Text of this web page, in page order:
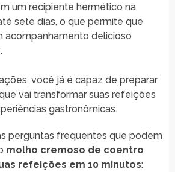
um recipiente hermético na
sete dias, o que permite que
acompanhamento delicioso
você já é capaz de preparar
vai transformar suas refeições
gastronômicas.
perguntas frequentes que podem
molho cremoso de coentro
refeições em 10 minutos: